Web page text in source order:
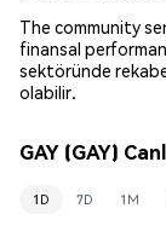
The community
finansal
sektöründe
olabilir.
GAY (GAY)
1D 7D 1M